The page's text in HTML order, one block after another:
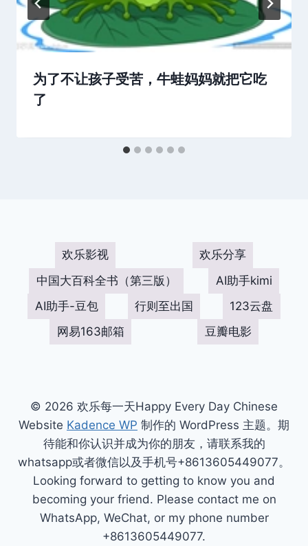
为了不让孩子受苦，牛蛙妈妈就把它吃
了
欢乐影视
欢乐分享
中国大百科全书（第三版）
AI助手kimi
AI助手-豆包
行则至出国
123云盘
网易163邮箱
豆瓣电影
© 2026 欢乐每一天Happy Every Day Chinese
Website Kadence WP 制作的 WordPress 主题。期
待能和你认识并成为你的朋友，请联系我的
whatsapp或者微信以及手机号+8613605449077。
Looking forward to getting to know you and
becoming your friend. Please contact me on
WhatsApp, WeChat, or my phone number
+8613605449077.